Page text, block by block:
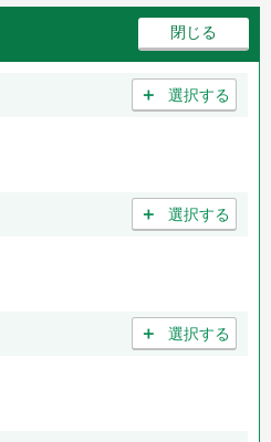
＋ 選択する
＋ 選択する
＋ 選択する